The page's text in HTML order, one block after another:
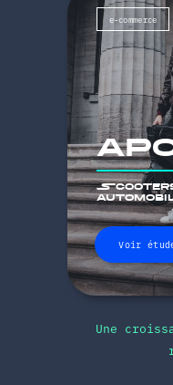
e-commerce
Voir
Une